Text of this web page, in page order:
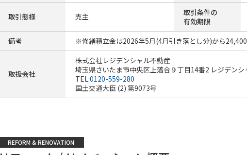
取引態様 売主
取引条件の
有効期限
備考 ※修繕積立金は2026年5月(4月引き落とし分)から24,400
取扱会社
株式会社レジデンシャル不動産
埼玉県さいたま市中央区上落合９丁目14番2 レジデンシ
TEL:0120-559-280
国土交通大臣 (2) 第9073号
REFORM & RENOVATION